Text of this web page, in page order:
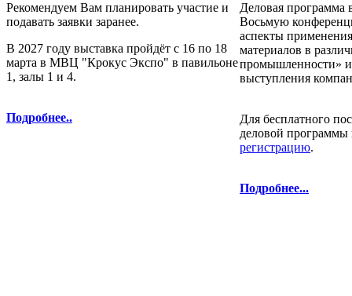
Рекомендуем Вам планировать участие и
подавать заявки заранее.
В 2027 году выставка пройдёт с 16 по 18
марта в МВЦ "Крокус Экспо" в павильоне
1, залы 1 и 4.
Подробнее..
Деловая программа
Восьмую
аспекты
материалов в
промышленности»
выступления
Для бесплатного
деловой программы
регистрацию.
Подробнее...